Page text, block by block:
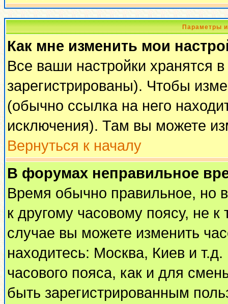
Параметры
Как мне изменить мои
Все ваши настройки хранятся
зарегистрированы). Чтобы
(обычно ссылка на него
исключения). Там вы можете
Вернуться к началу
В форумах неправильное
Время обычно правильное, но
к другому часовому поясу, не
случае вы можете изменить
находитесь: Москва, Киев и
часового пояса, как и для
быть зарегистрированным